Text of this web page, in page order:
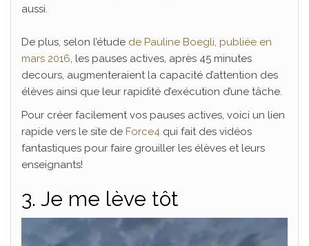
aussi.
De plus, selon l’étude de Pauline Boegli, publiée en
mars 2016, les pauses actives, après 45 minutes
decours, augmenteraient la capacité d’attention des
élèves ainsi que leur rapidité d’exécution d’une tâche.
Pour créer facilement vos pauses actives, voici un lien
rapide vers le site de Force4 qui fait des vidéos
fantastiques pour faire grouiller les élèves et leurs
enseignants!
3. Je me lève tôt